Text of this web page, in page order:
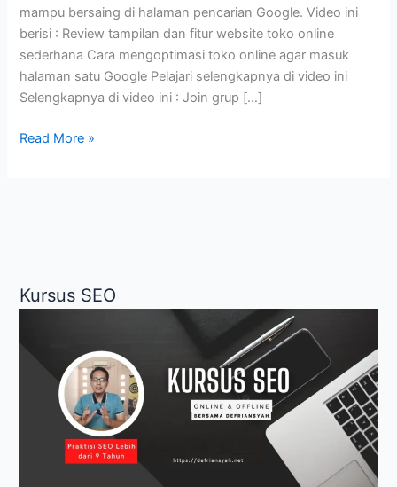
mampu bersaing di halaman pencarian Google. Video ini
berisi : Review tampilan dan fitur website toko online
sederhana Cara mengoptimasi toko online agar masuk
halaman satu Google Pelajari selengkapnya di video ini
Selengkapnya di video ini : Join grup […]
Contoh
Read More »
Kursus SEO